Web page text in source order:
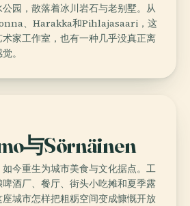
园，散落着冰川岩石与老别墅。从
、Harakka和Pihlajasaari，这
家工作室，也有一种几乎没真正离
。
与Sörnäinen
今重生为城市美食与文化据点。工
酒厂、餐厅、街头小吃摊和夏季露
城市怎样把粗粝空间变成慷慨开放